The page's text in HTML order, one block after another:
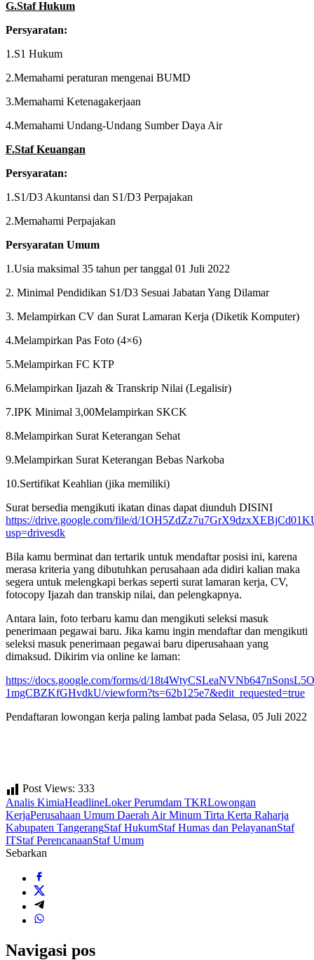
G.Staf Hukum
Persyaratan:
1.S1 Hukum
2.Memahami peraturan mengenai BUMD
3.Memahami Ketenagakerjaan
4.Memahami Undang-Undang Sumber Daya Air
F.Staf Keuangan
Persyaratan:
1.S1/D3 Akuntansi dan S1/D3 Perpajakan
2.Memahami Perpajakan
Persyaratan Umum
1.Usia maksimal 35 tahun per tanggal 01 Juli 2022
2. Minimal Pendidikan S1/D3 Sesuai Jabatan Yang Dilamar
3. Melampirkan CV dan Surat Lamaran Kerja (Diketik Komputer)
4.Melampirkan Pas Foto (4×6)
5.Melampirkan FC KTP
6.Melampirkan Ijazah & Transkrip Nilai (Legalisir)
7.IPK Minimal 3,00Melampirkan SKCK
8.Melampirkan Surat Keterangan Sehat
9.Melampirkan Surat Keterangan Bebas Narkoba
10.Sertifikat Keahlian (jika memiliki)
Surat bersedia mengikuti ikatan dinas dapat diunduh DISINI
https://drive.google.com/file/d/
usp=drivesdk
Bila kamu berminat dan tertarik untuk mendaftar posisi ini, karena
merasa kriteria yang dibutuhkan perusahaan ada didiri kalian maka
segera untuk melengkapi berkas seperti surat lamaran kerja, CV,
fotocopy Ijazah dan transkip nilai, dan pelengkapnya.
Antara lain, foto terbaru kamu dan mengikuti seleksi masuk
penerimaan pegawai baru. Jika kamu ingin mendaftar dan mengikuti
seleksi masuk penerimaan pegawai baru diperusahaan yang
dimaksud. Dikirim via online ke laman:
https://docs.google.com/forms/d/
1mgCBZKfGHvdkU/viewform?ts=62b125e7&edit_requested=true
Pendaftaran lowongan kerja paling lambat pada Selasa, 05 Juli 2022
Post Views: 333
Analis KimiaHeadlineLoker Perumdam TKRLowongan
KerjaPerusahaan Umum Daerah Air Minum Tirta Kerta Raharja
Kabupaten TangerangStaf HukumStaf Humas dan PelayananStaf
ITStaf PerencanaanStaf Umum
Sebarkan
Navigasi pos